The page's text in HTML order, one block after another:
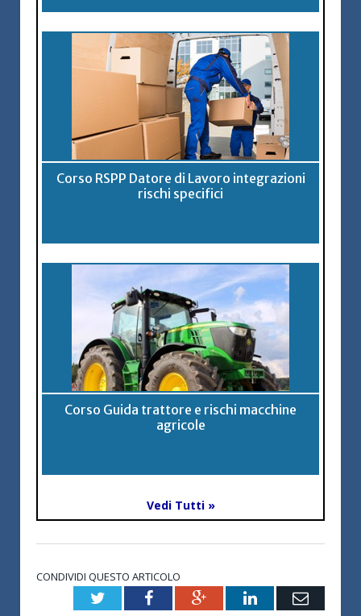
Corso RSPP Datore di Lavoro integrazioni
rischi specifici
Corso Guida trattore e rischi macchine
agricole
Vedi Tutti »
CONDIVIDI QUESTO ARTICOLO
TwitterFacebookGoogle+LinkedInEmail